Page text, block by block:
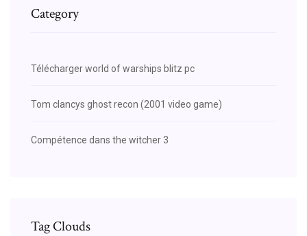
Category
Télécharger world of warships blitz pc
Tom clancys ghost recon (2001 video game)
Compétence dans the witcher 3
Tag Clouds